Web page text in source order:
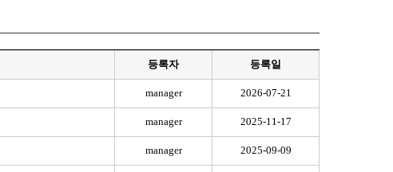
등록자 등록일
manager 2026-07-21
manager 2025-11-17
manager 2025-09-09